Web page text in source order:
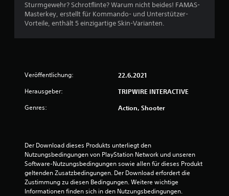
B
r
g
Sturmgewehr? Schrotflinte? Warum nicht beides! FAMAS-
Masterkey, erstellt für Kommando- und Unterstützer-
Vorteile, enthält 5 einzigartige Skin-Varianten.
Veröffentlichung: 22.6.2021
Herausgeber: TRIPWIRE INTERACTIVE
Genres: Action, Shooter
Der Download dieses Produkts unterliegt den
Nutzungsbedingungen von PlayStation Network und unseren
Software-Nutzungsbedingungen sowie allen für dieses Produkt
geltenden Zusatzbedingungen. Der Download erfordert die
Zustimmung zu diesen Bedingungen. Weitere wichtige
Informationen finden sich in den Nutzungsbedingungen.